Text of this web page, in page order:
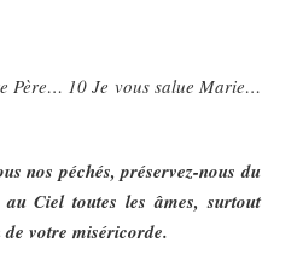
Père… 10 Je vous salue Marie…
nos péchés, préservez-nous du
Ciel toutes les âmes, surtout
votre miséricorde.